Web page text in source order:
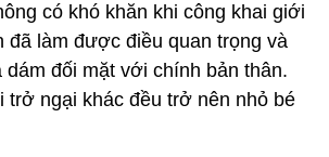
có khó khăn khi công khai giới
đã làm được điều quan trọng và
dám đối mặt với chính bản thân.
trở ngại khác đều trở nên nhỏ bé